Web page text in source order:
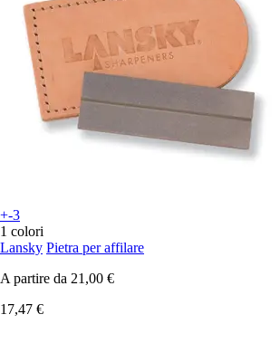
+-3
1 colori
Lansky Pietra per affilare
A partire da 21,00 €
17,47 €